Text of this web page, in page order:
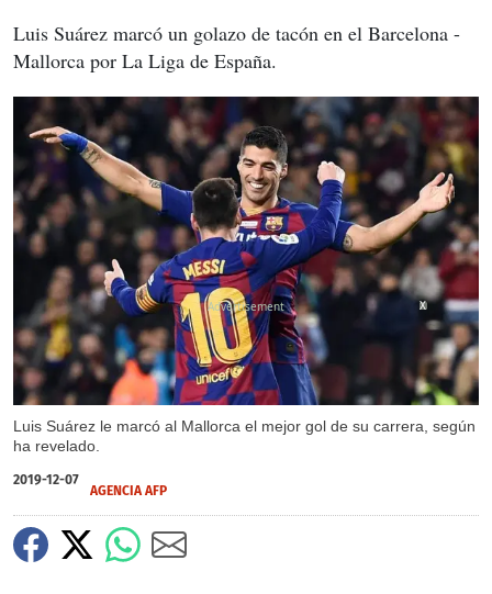
Luis Suárez marcó un golazo de tacón en el Barcelona -
Mallorca por La Liga de España.
Luis Suárez le marcó al Mallorca el mejor gol de su carrera, según
ha revelado.
X
2019-12-07
AGENCIA AFP